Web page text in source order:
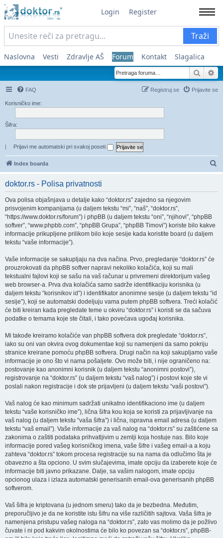
Login Register
Traži
Naslovna Vesti Zdravlje AŠ Forum Kontakt Slagalica
FAQ Prijavite se
Registruj se
Korisničko ime:
Šifra:
| Prijavi me automatski pri svakoj poseti
Index boarda
doktor.rs - Polisa privatnosti
Ova polisa objašnjava u detalje kako “doktor.rs” zajedno sa njegovim
prisvojenim kompanijama (u daljem tekstu “mi”, “naš”, “doktor.rs”,
“https://www.doktor.rs/forum”) i phpBB (u daljem tekstu “oni”, “njihovi”, “phpBB
softver”, “www.phpbb.com”, “phpBB Grupa”, “phpBB Timovi”) koriste bilo kakve
informacije prikupljene prilikom bilo koje sesije kada koristite board (u daljem
tekstu “vaše informacije”).
Vaše informacije se sakupljaju na dva načina. Prvo, pregledanje “doktor.rs” će
prouzrokovati da phpBB softver napravi nekoliko kolačića, koji su mali
tekstualni fajlovi koji se sašu na vaš računar u privremeni direktorijum vašeg
web browser-a. Prva dva kolačića samo sadrže identifikaciju korisnika (u
daljem tekstu “korisnikov id”) i identifikator anonimne sesije (u daljem tekstu “id
sesije”), koji se automatski dodeljuju vama putem phpBB softvera. Treći kolačić
će biti kreiran kada pregledate teme u okviru “doktor.rs” i koristi se da sačuva
podatke o temama koje ste čitali, i tako povećava ugođaj korisnika.
Mi takođe kreiramo kolačiće van phpBB softvera dok pregledate “doktor.rs”,
iako su oni van okvira ovog dokumentae koji su namenjeni da samo pokriju
stranice kreirane pomoću phpBB softvera. Drugi način na koji sakupljamo vaše
informacije je ono što vi nama pošaljete. Ovo može biti, i nije ograničeno na:
postovanje kao anonimni korisnik (u daljem tekstu “anonimni postovi”),
registrovanje na “doktor.rs” (u daljem tekstu “vaš nalog”) i postovi koje ste vi
poslali nakon registracije i dok ste prijavljeni (u daljem tekstu “vaši postovi”).
Vaš nalog će kao minimum sadržati unikatno identifikaciono ime (u daljem
tekstu “vaše korisničko ime”), lična šifra kou koja se koristi za prijavljivanje na
vaš nalog (u daljem tekstu “vaša šifra”) i lična, ispravna email adresa (u daljem
tekstu “vaš email”). Vaše informacije za vaš nalog na “doktor.rs” su zaštićene sa
zakonima o zaštiti podataka prihvatljivim u zemlji koja hostuje nas. Bilo koje
informacije pored vašeg korisničkog imena, vaše šifre i vašeg email-a a koju
zahteva “doktor.rs” tokom procesa registracije su na nama da odlučimo šta je
obavezno a šta opciono. U svim slučajevima, imate opciju da izaberete koje će
informacije biti javno prikazane. Dalje, sa vašim nalogom, imate opciju
opcionog ulaza i izlaza automatski generisanih email-ova generisanih phpBB
softverom.
Vaš šifra je kriptovana (u jednom smeru) tako da je bezbedna. Međutim,
preporučljivo je da ne koristite istu šifru na više različitih sajtova. Vaša šifra je
namenjena pristupu vašeg naloga na “doktor.rs”, zato vas molimo da je požlivo
čuvate i ni pod kakvim okolnostima će bilo ko povezan sa “doktor.rs”, phpBB-